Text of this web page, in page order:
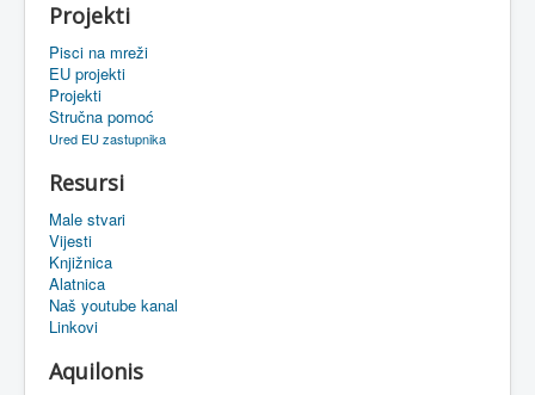
Upravljanje znanjem
Obrazovanje
Upravljanje projektima
Oaza
Sistemski alati
eMapa
Projekti
Pisci na mreži
EU projekti
Projekti
Stručna pomoć
Ured EU zastupnika
Resursi
Male stvari
Vijesti
Knjižnica
Alatnica
Naš youtube kanal
Linkovi
Aquilonis